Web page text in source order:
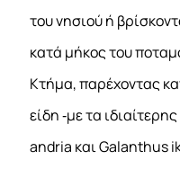
του νησιού ή
κατά μήκος του
Κτήμα, παρέχοντας
είδη ‐με τα
andria και Galanthus